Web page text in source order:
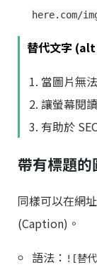
here.com/
替代文字
當圖片無
讓螢幕閱
有助於
帶有標題的
同樣可以在網
(Caption)。
語法： ![替